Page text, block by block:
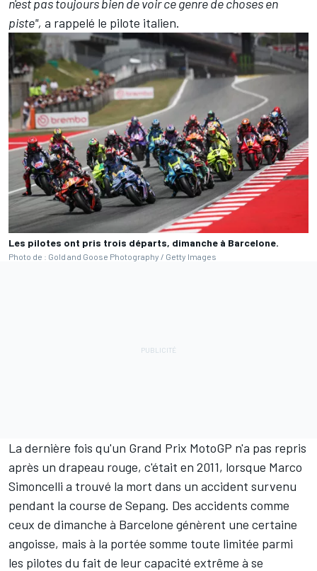
n'est pas toujours bien de voir ce genre de choses en
piste", a rappelé le pilote italien.
Les pilotes ont pris trois départs, dimanche à Barcelone.
Photo de : Gold and Goose Photography / Getty Images
La dernière fois qu'un Grand Prix MotoGP n'a pas repris
après un drapeau rouge, c'était en 2011, lorsque Marco
Simoncelli a trouvé la mort dans un accident survenu
pendant la course de Sepang. Des accidents comme
ceux de dimanche à Barcelone génèrent une certaine
angoisse, mais à la portée somme toute limitée parmi
les pilotes du fait de leur capacité extrême à se